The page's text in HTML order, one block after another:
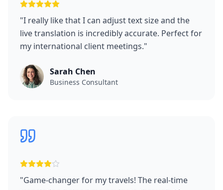
"I really like that I can adjust text size and the
live translation is incredibly accurate. Perfect for
my international client meetings."
Sarah Chen
Business Consultant
"Game-changer for my travels! The real-time